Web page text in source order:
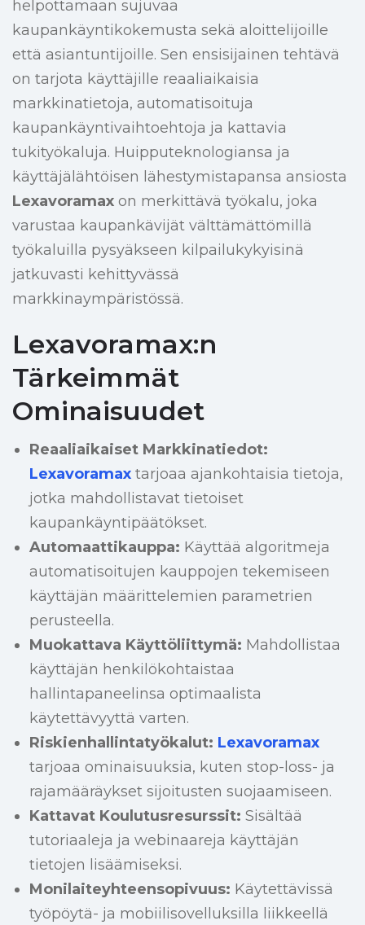
helpottamaan sujuvaa
kaupankäyntikokemusta sekä aloittelijoille
että asiantuntijoille. Sen ensisijainen tehtävä
on tarjota käyttäjille reaaliaikaisia
markkinatietoja, automatisoituja
kaupankäyntivaihtoehtoja ja kattavia
tukityökaluja. Huipputeknologiansa ja
käyttäjälähtöisen lähestymistapansa ansiosta
Lexavoramax on merkittävä työkalu, joka
varustaa kaupankävijät välttämättömillä
työkaluilla pysyäkseen kilpailukykyisinä
jatkuvasti kehittyvässä
markkinaympäristössä.
Lexavoramax:n
Tärkeimmät
Ominaisuudet
Reaaliaikaiset Markkinatiedot:
Lexavoramaxtarjoaa ajankohtaisia tietoja,
jotka mahdollistavat tietoiset
kaupankäyntipäätökset.
Automaattikauppa: Käyttää algoritmeja
automatisoitujen kauppojen tekemiseen
käyttäjän määrittelemien parametrien
perusteella.
Muokattava Käyttöliittymä: Mahdollistaa
käyttäjän henkilökohtaistaa
hallintapaneelinsa optimaalista
käytettävyyttä varten.
Riskienhallintatyökalut: Lexavoramax
tarjoaa ominaisuuksia, kuten stop-loss- ja
rajamääräykset sijoitusten suojaamiseen.
Kattavat Koulutusresurssit: Sisältää
tutoriaaleja ja webinaareja käyttäjän
tietojen lisäämiseksi.
Monilaiteyhteensopivuus: Käytettävissä
työpöytä- ja mobiilisovelluksilla liikkeellä